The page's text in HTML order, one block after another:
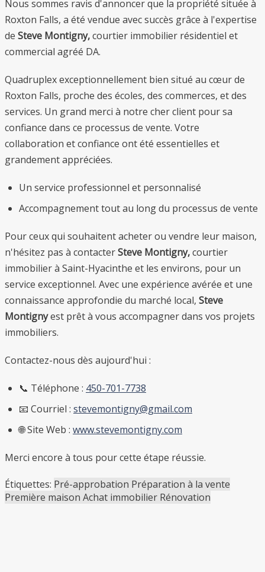
Nous sommes ravis d'annoncer que la propriété située à
Roxton Falls, a été vendue avec succès grâce à l'expertise
de Steve Montigny,courtier immobilier résidentiel et
commercial agréé DA.
Quadruplex exceptionnellement bien situé au cœur de
Roxton Falls, proche des écoles, des commerces, et des
services. Un grand merci à notre cher client pour sa
confiance dans ce processus de vente. Votre
collaboration et confiance ont été essentielles et
grandement appréciées.
Un service professionnel et personnalisé
Accompagnement tout au long du processus de vente
Pour ceux qui souhaitent acheter ou vendre leur maison,
n'hésitez pas à contacterSteve Montigny,courtier
immobilier à Saint-Hyacinthe et les environs, pour un
service exceptionnel. Avec une expérience avérée et une
connaissance approfondie du marché local, Steve
Montignyest prêt à vous accompagner dans vos projets
immobiliers.
Contactez-nous dès aujourd'hui :
📞 Téléphone : 450-701-7738
📧 Courriel : stevemontigny@gmail.com
🌐 Site Web : www.stevemontigny.com
Merci encore à tous pour cette étape réussie.
Étiquettes: Pré-approbation Préparation à la vente
Première maison Achat immobilier Rénovation